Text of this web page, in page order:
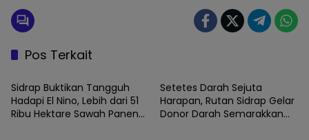
Pos Terkait
SIDRAP
Sidrap Buktikan Tangguh
Hadapi El Nino, Lebih dari 51
Ribu Hektare Sawah Panen
Setetes Darah Sejuta
Harapan, Rutan Sidrap Gelar
Donor Darah Semarakkan
SIDRAP SIDRAP